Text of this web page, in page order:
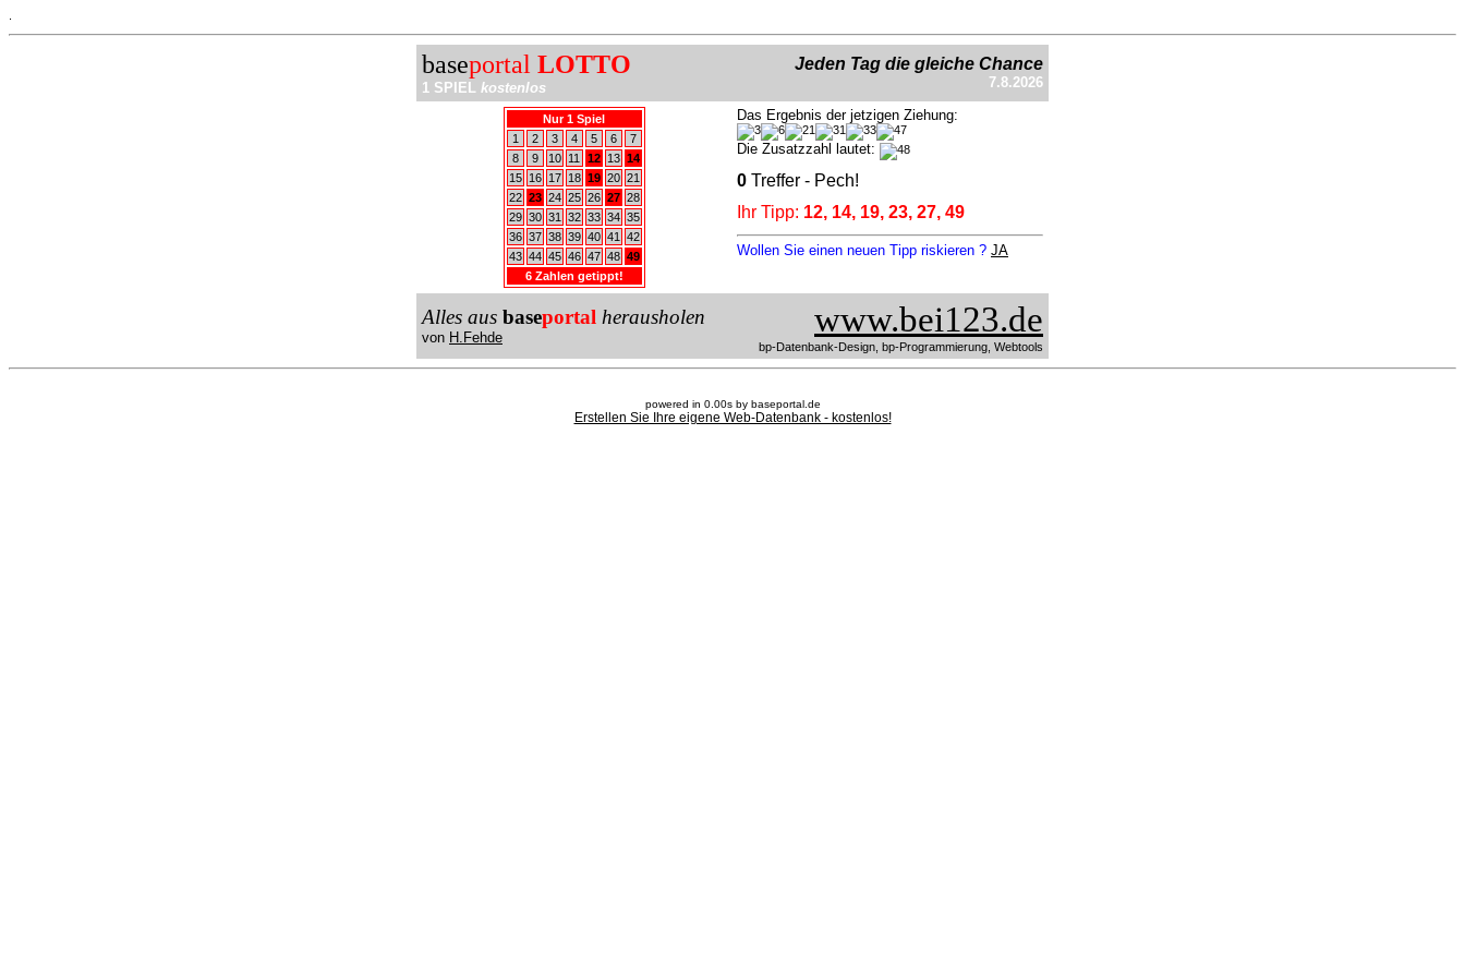
baseportal LOTTO
1 SPIEL kostenlos
Jeden Tag die gleiche Chance
7.8.2026
Nur 1 Spiel
1
2 3 4 5 6
7
8
9 10 11 12 13 14
15
16 17 18 19 20 21
22 23 24 25 26 27 28
29 30 31 32 33 34 35
36 37 38 39 40 41
42
43 44 45 46 47 48 49
6 Zahlen getippt!
Das Ergebnis der jetzigen Ziehung:
Die Zusatzzahl lautet:
0 Treffer - Pech!
Ihr Tipp: 12, 14, 19, 23, 27, 49
Wollen Sie einen neuen Tipp riskieren ? JA
Alles aus baseportal herausholen
von H.Fehde www.bei123.de
bp-Datenbank-Design, bp-Programmierung, Webtools
powered in 0.00s by baseportal.de
Erstellen Sie Ihre eigene Web-Datenbank - kostenlos!